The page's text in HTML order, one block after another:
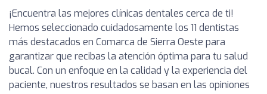
¡Encuentra las mejores clínicas dentales cerca de ti!
Hemos seleccionado cuidadosamente los 11 dentistas
más destacados en Comarca de Sierra Oeste para
garantizar que recibas la atención óptima para tu salud
bucal. Con un enfoque en la calidad y la experiencia del
paciente, nuestros resultados se basan en las opiniones